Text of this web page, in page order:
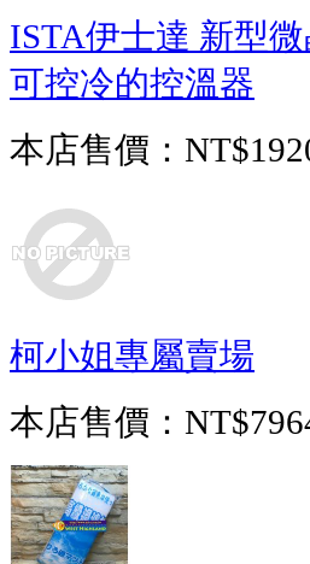
ISTA伊士達 新型
可控冷的控溫器
本店售價：
柯小姐專屬賣場
本店售價：